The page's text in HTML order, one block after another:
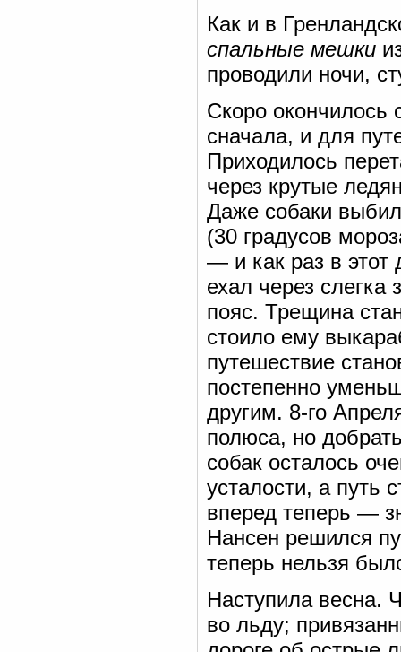
Как и в
спальные мешки
проводили ночи,
Скоро окончилось
сначала, и для
Приходилось
через крутые
Даже собаки
(30 градусов
— и как раз в этот
ехал через
пояс. Трещина
стоило ему
путешествие
постепенно
другим. 8-го
полюса, но
собак осталось
усталости, а путь
вперед теперь —
Нансен решился
теперь нельзя
Наступила весна.
во льду;